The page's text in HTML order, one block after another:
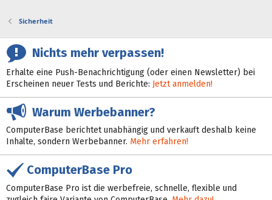
Sicherheit
Nichts mehr verpassen!
Erhalte eine Push-Benachrichtigung (oder einen Newsletter) bei
Erscheinen neuer Tests und Berichte: Jetzt anmelden!
Warum Werbebanner?
ComputerBase berichtet unabhängig und verkauft deshalb keine
Inhalte, sondern Werbebanner. Mehr erfahren!
ComputerBase Pro
ComputerBase Pro ist die werbefreie, schnelle, flexible und